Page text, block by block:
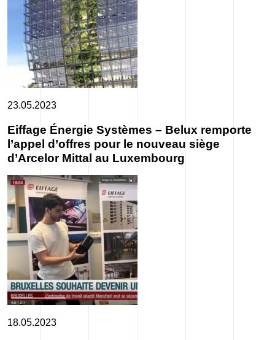
23.05.2023
Eiffage Énergie Systèmes – Belux remporte
l’appel d’offres pour le nouveau siège
d’Arcelor Mittal au Luxembourg
18.05.2023